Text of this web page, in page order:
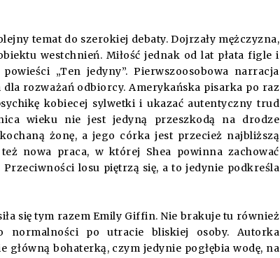
temat do szerokiej debaty. Dojrzały mężczyzna,
westchnień. Miłość jednak od lat płata figle i
„Ten jedyny”. Pierwszoosobowa narracja
rozważań odbiorcy. Amerykańska pisarka po raz
kobiecej sylwetki i ukazać autentyczny trud
wieku nie jest jedyną przeszkodą na drodze
żonę, a jego córka jest przecież najbliższą
nowa praca, w której Shea powinna zachować
losu piętrzą się, a to jedynie podkreśla
się tym razem Emily Giffin. Nie brakuje tu również
po utracie bliskiej osoby. Autorka
bohaterką, czym jedynie pogłębia wodę, na